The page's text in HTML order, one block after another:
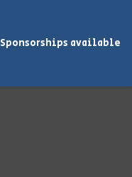
Sponsorships available